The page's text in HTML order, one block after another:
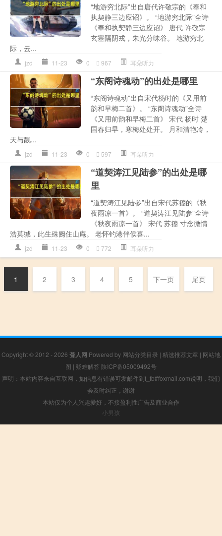
“地游穷北际”出自唐代许敬宗的《奉和
执契静三边应诏》。 “地游穷北际”全诗
《奉和执契静三边应诏》 唐代 许敬宗
玄塞隔阴戎，朱光分昧谷。 地游穷北
际，云...
jzd 11-23 0 967 耳朵听力
“东阁诗魂动”的出处是哪里
“东阁诗魂动”出自宋代杨时的《又用前
韵和早梅二首》。 “东阁诗魂动”全诗
《又用前韵和早梅二首》 宋代 杨时 楚
国春归早，寒梅处处开。 月和清艳冷，
天与靓...
jzd 11-23 0 597 耳朵听力
“道契涛江见陆参”的出处是哪
里
“道契涛江见陆参”出自宋代苏籀的《秋
夜雨凉一首》。 “道契涛江见陆参”全诗
《秋夜雨凉一首》 宋代 苏籀 寸念微情
浩莫缄，此生殊阙住山庵。 老怀钓港伴侯喜...
jzd 11-23 0 772 耳朵听力
1 2 3 4 5 下一页 尾页
Copyright © 2012 - 2026 聋人网 Powered by 网站分类目录 | 精选推荐文章 | 网站地
图 | 疑难解答 陕ICP备05009492号
声明：本站内容来自互联网，如信息有错误可发邮件到f_fb#foxmail.com说明，我们
会及时纠正，谢谢
本站仅为个人兴趣爱好，不接盈利性广告及商业合作
小男孩